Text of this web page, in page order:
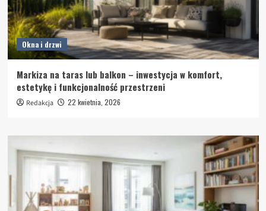
Okna i drzwi
Markiza na taras lub balkon – inwestycja w komfort,
estetykę i funkcjonalność przestrzeni
Redakcja 22 kwietnia, 2026